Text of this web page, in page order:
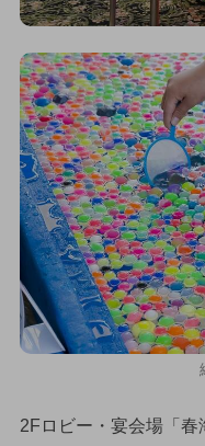
2Fロビー・宴会場「春